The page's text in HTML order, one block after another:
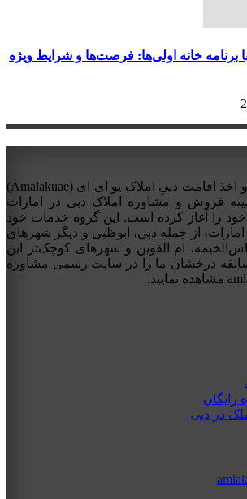
برنامه خانه اولی‌ها: فرصت‌ها و شرایط ویژه
گروه مشاوره املاک و اخذ اقامت دبیِ املاک یو ای ای (Amalakuae)
۲۰۰۶ در زمینه فروش و مشاوره املاک دبی در امارات
را آغاز کرده است. این گروه خدمات خود
از جمله دبی، ابوظبی و دیگر شهرهای
ام القوین و شهرهای کوچک‌تر این
درخشان ما را در سایت رسمی مشاوره
رایگان
در دبی